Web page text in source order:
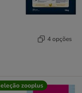
4 opções
zooplus